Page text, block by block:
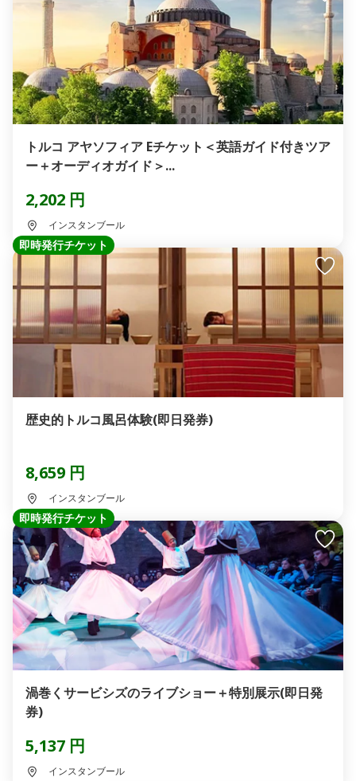
トルコ アヤソフィア Eチケット＜英語ガイド付きツア
ー＋オーディオガイド＞...
2,202 円
インスタンブール
即時発行チケット
歴史的トルコ風呂体験(即日発券)
8,659 円
インスタンブール
即時発行チケット
渦巻くサービシズのライブショー＋特別展示(即日発
券)
5,137 円
インスタンブール